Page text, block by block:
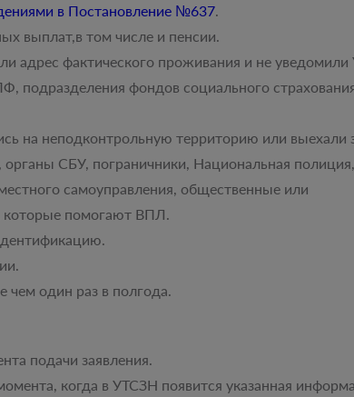
в Постановление №637.
выплат,в том числе и пенсии.
адрес фактического проживания и не
подразделения фондов социального
на неподконтрольную территорию или выехали
СБУ, пограничники, Национальная
самоуправления, общественные или
которые помогают ВПЛ.
чем один раз в полгода.
подачи заявления.
когда в УТСЗН появится указанная